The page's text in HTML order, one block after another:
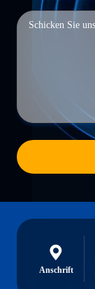
Anschrift